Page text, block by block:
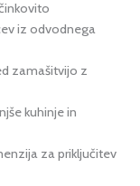
iz odvodnega
zamašitvijo z
kuhinje in
za priključitev